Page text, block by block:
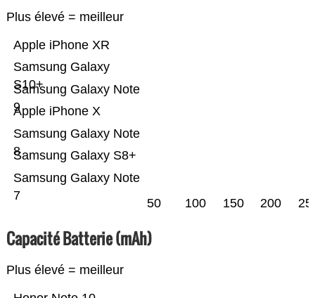
Plus élevé = meilleur
Samsung Galaxy Note
7
Samsung Galaxy S8+
Samsung Galaxy Note
8
Apple iPhone X
Samsung Galaxy Note
9
Samsung Galaxy
S10+
Apple iPhone XR
50 100 150 200
Capacité Batterie (mAh)
Plus élevé = meilleur